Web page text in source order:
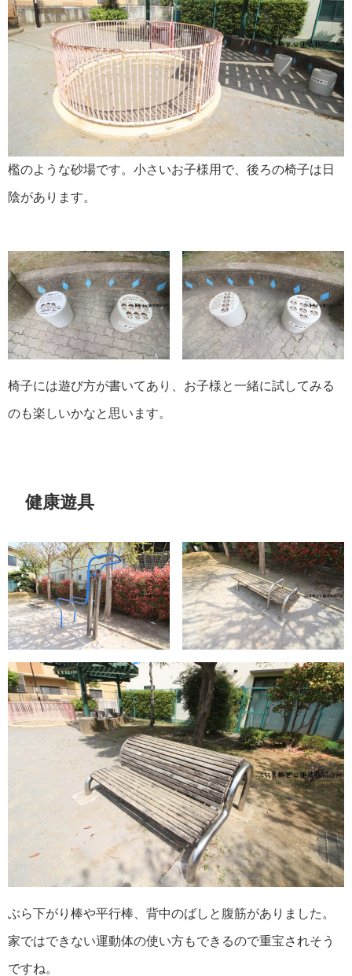
檻のような砂場です。小さいお子様用で、後ろの椅子は日
陰があります。
椅子には遊び方が書いてあり、お子様と一緒に試してみる
のも楽しいかなと思います。
健康遊具
ぶら下がり棒や平行棒、背中のばしと腹筋がありました。
家ではできない運動体の使い方もできるので重宝されそう
ですね。